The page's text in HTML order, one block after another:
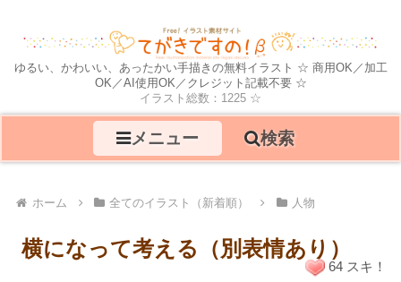
ゆるい、かわいい、あったかい手描きの無料イラスト ☆ 商用OK／加工
OK／AI使用OK／クレジット記載不要 ☆
イラスト総数：1225 ☆
メニュー 検索
ホーム 全てのイラスト（新着順） 人物
横になって考える（別表情あり）
64 スキ！